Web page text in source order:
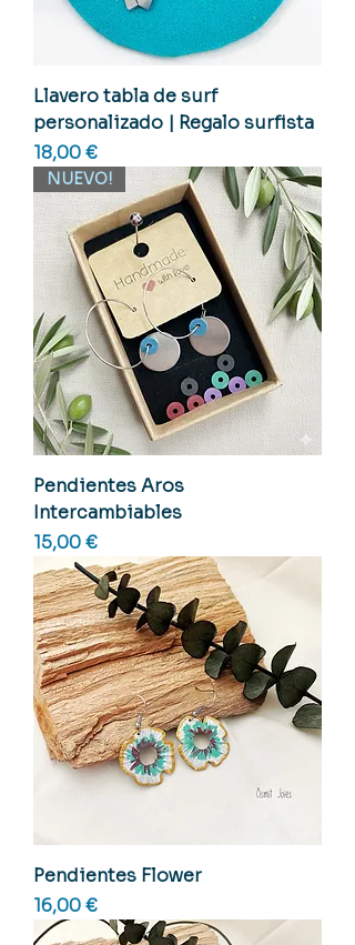
Llavero tabla de surf
personalizado | Regalo surfista
Precio
18,00 €
NUEVO!
Pendientes Aros
Intercambiables
Precio
15,00 €
Pendientes Flower
Precio
16,00 €